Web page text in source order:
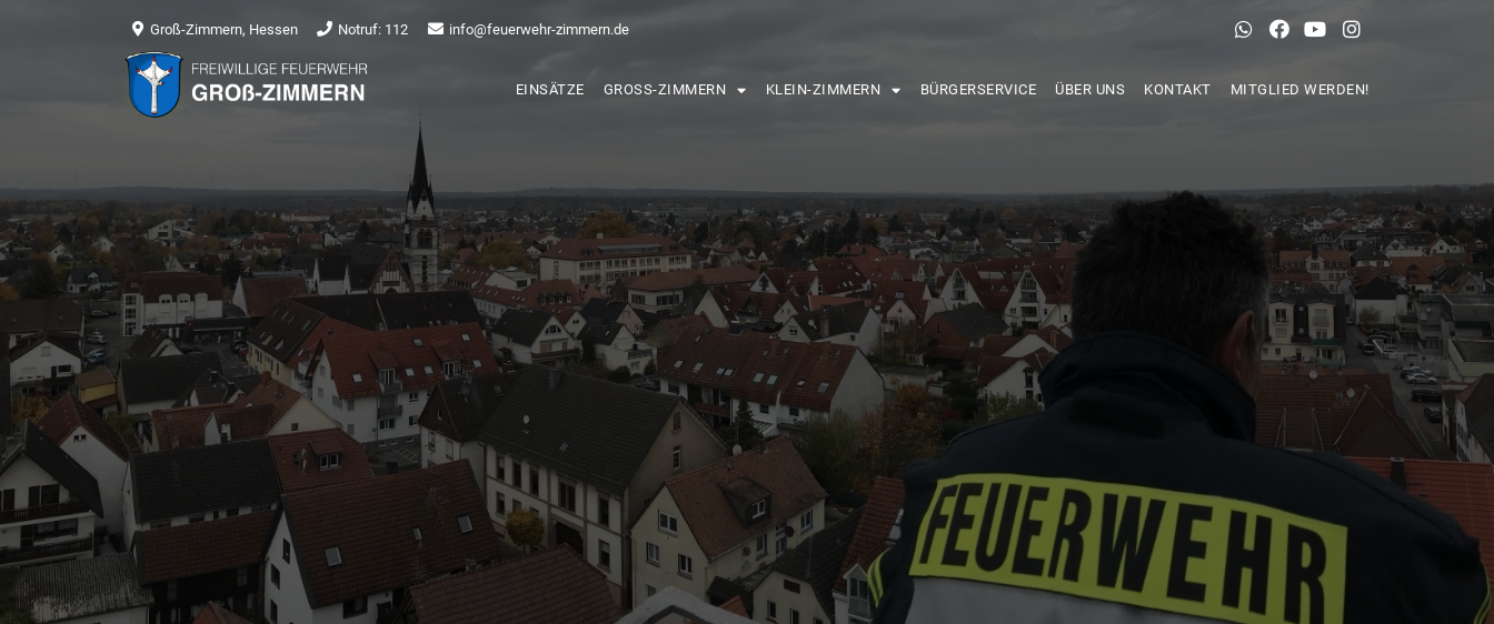
Groß-Zimmern, Hessen Notruf: 112 info@feuerwehr-zimmern.de
EINSÄTZE GROSS-ZIMMERN KLEIN-ZIMMERN BÜRGERSERVICE ÜBER UNS KONTAKT MITGLIED WERDEN!